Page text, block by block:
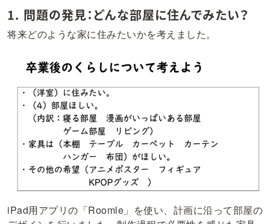
1. 問題の発見：どんな部屋に住んでみたい？
将来どのような家に住みたいかを考えました。
iPad用アプリの「Roomle」を使い、計画に沿って部屋の